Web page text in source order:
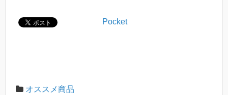
Pocket
オススメ商品